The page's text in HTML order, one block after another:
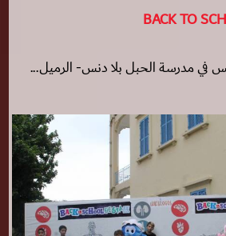
BACK TO
في مدرسة الحبل بلا دنس- الرميل...